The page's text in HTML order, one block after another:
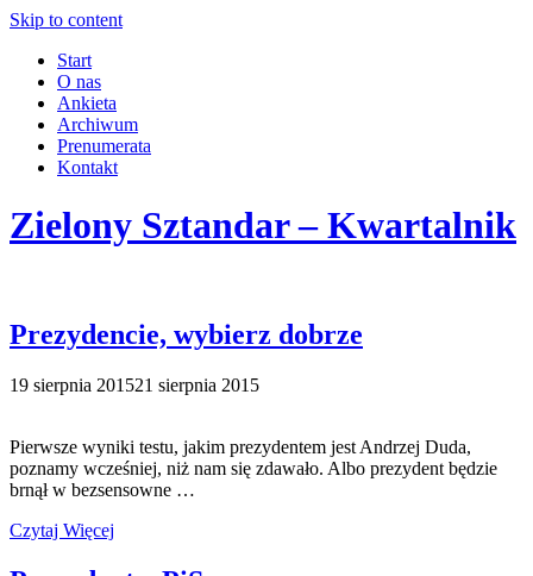
Skip to content
Start
O nas
Ankieta
Archiwum
Prenumerata
Kontakt
Zielony Sztandar – Kwartalnik
Prezydencie, wybierz dobrze
19 sierpnia 201521 sierpnia 2015
Pierwsze wyniki testu, jakim prezydentem jest Andrzej Duda,
poznamy wcześniej, niż nam się zdawało. Albo prezydent będzie
brnął w bezsensowne …
Czytaj Więcej